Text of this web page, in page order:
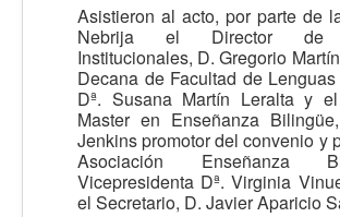
Asistieron al acto, por parte de
Nebrija el Director de
Institucionales, D. Gregorio
Decana de Facultad de
Dª. Susana Martín Leralta y
Master en Enseñanza
Jenkins promotor del convenio y
Asociación Enseñanza
Vicepresidenta Dª. Virginia
el Secretario, D. Javier Aparicio